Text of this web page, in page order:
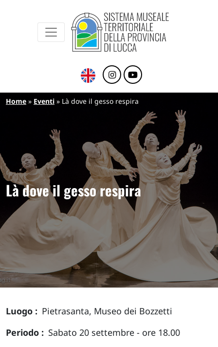
Sistema Museale Territoriale della
Briciole di pane
Home Eventi Là dove il gesso respira
Là dove il gesso respira
Luogo
Pietrasanta, Museo dei Bozzetti
Periodo
Sabato 20 settembre - ore 18.00